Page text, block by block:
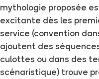
mythologie proposée
excitante dès les
service (convention
ajoutent des
culottes ou dans des
scénaristique) trouve